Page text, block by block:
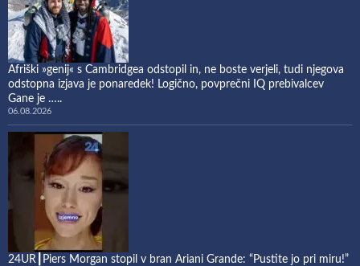
Afriški »genij« s Cambridgea odstopil in, ne boste verjeli, tudi njegova
odstopna izjava je ponaredek! Logično, povprečni IQ prebivalcev
Gane je …..
06.08.2026
24UR┃Piers Morgan stopil v bran Ariani Grande: “Pustite jo pri miru!”